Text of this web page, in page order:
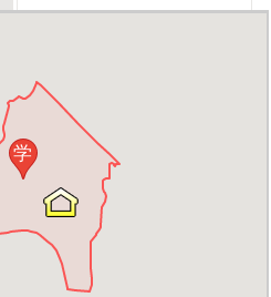
学